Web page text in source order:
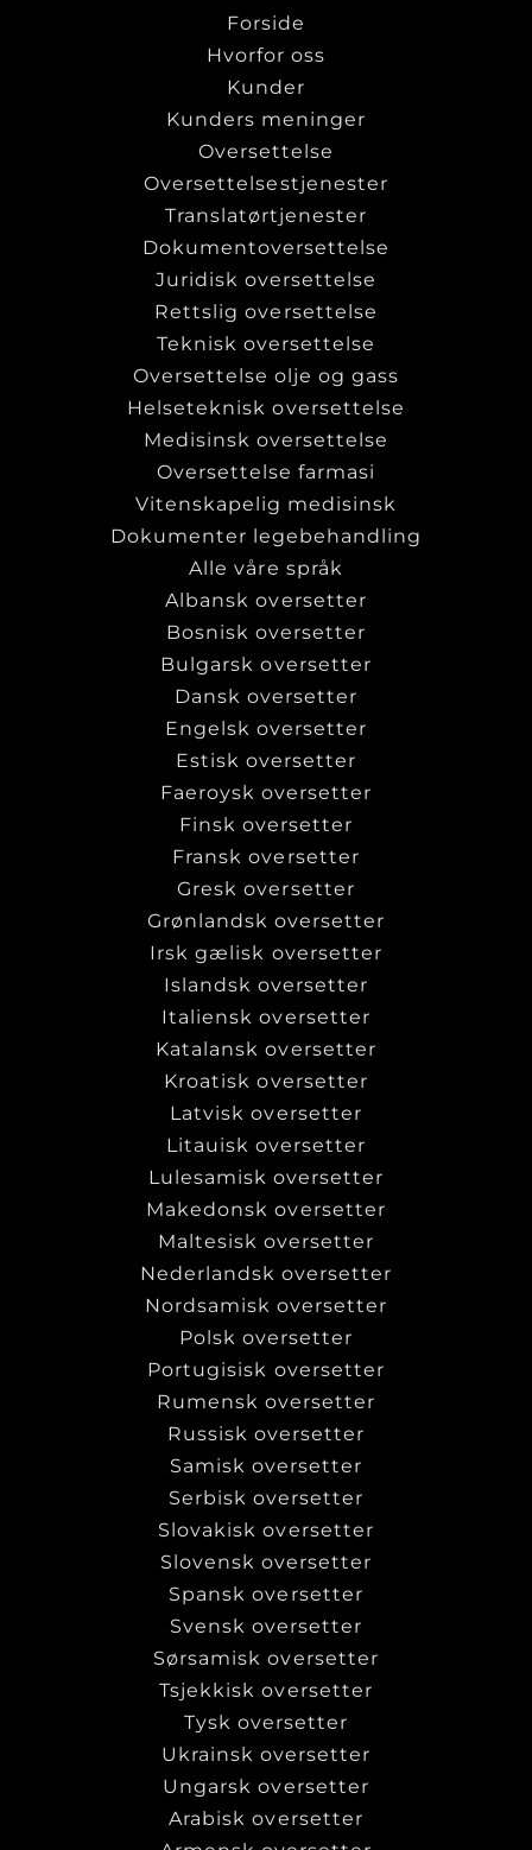
Forside
Hvorfor oss
Kunder
Kunders meninger
Oversettelse
Oversettelsestjenester
Translatørtjenester
Dokumentoversettelse
Juridisk oversettelse
Rettslig oversettelse
Teknisk oversettelse
Oversettelse olje og gass
Helseteknisk oversettelse
Medisinsk oversettelse
Oversettelse farmasi
Vitenskapelig medisinsk
Dokumenter legebehandling
Alle våre språk
Albansk oversetter
Bosnisk oversetter
Bulgarsk oversetter
Dansk oversetter
Engelsk oversetter
Estisk oversetter
Faeroysk oversetter
Finsk oversetter
Fransk oversetter
Gresk oversetter
Grønlandsk oversetter
Irsk gælisk oversetter
Islandsk oversetter
Italiensk oversetter
Katalansk oversetter
Kroatisk oversetter
Latvisk oversetter
Litauisk oversetter
Lulesamisk oversetter
Makedonsk oversetter
Maltesisk oversetter
Nederlandsk oversetter
Nordsamisk oversetter
Polsk oversetter
Portugisisk oversetter
Rumensk oversetter
Russisk oversetter
Samisk oversetter
Serbisk oversetter
Slovakisk oversetter
Slovensk oversetter
Spansk oversetter
Svensk oversetter
Sørsamisk oversetter
Tsjekkisk oversetter
Tysk oversetter
Ukrainsk oversetter
Ungarsk oversetter
Arabisk oversetter